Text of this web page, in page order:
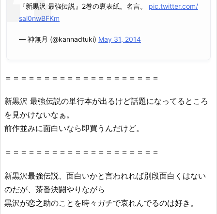
『新黒沢 最強伝説』2巻の裏表紙。名言。 pic.twitter.com/
sal0nwBFKm
— 神無月 (@kannadtuki) May 31, 2014
＝＝＝＝＝＝＝＝＝＝＝＝＝＝＝＝＝＝＝＝
新黒沢 最強伝説の単行本が出るけど話題になってるところ
を見かけないなぁ。
前作並みに面白いなら即買うんだけど。
＝＝＝＝＝＝＝＝＝＝＝＝＝＝＝＝＝＝＝＝
新黒沢最強伝説、面白いかと言われれば別段面白くはない
のだが、茶番決闘やりながら
黒沢が恋之助のことを時々ガチで哀れんでるのは好き。